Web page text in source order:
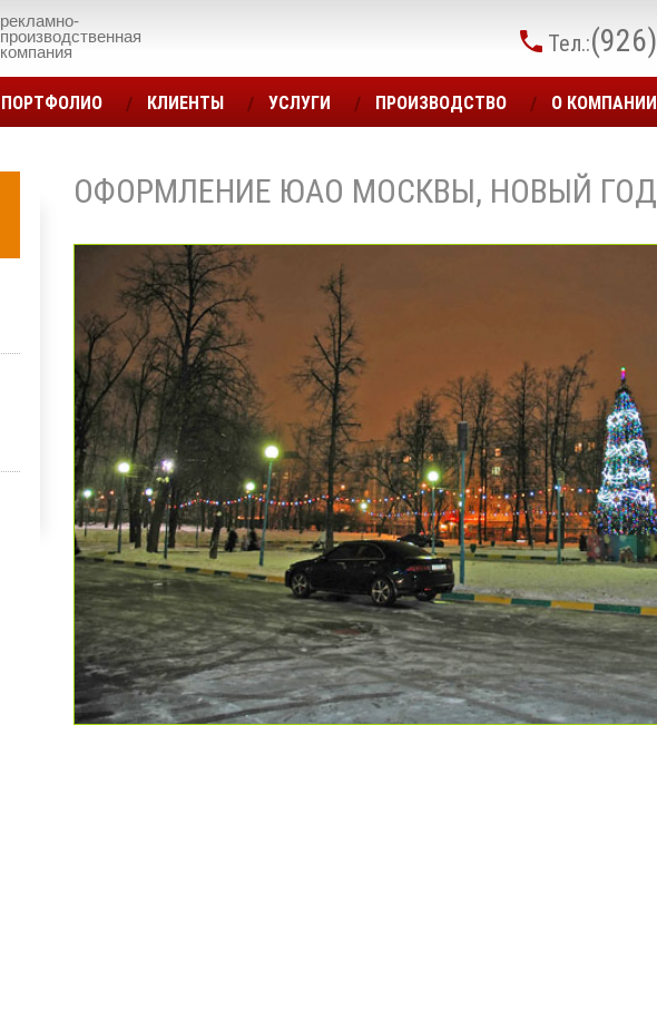
рекламно-
производственная
компания
Тел.:(926)
ПОРТФОЛИО КЛИЕНТЫ УСЛУГИ ПРОИЗВОДСТВО О КОМПАНИИ
ОФОРМЛЕНИЕ ЮАО МОСКВЫ, НОВЫЙ ГОД